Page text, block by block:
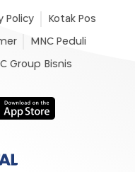
Policy Kotak Pos
MNC Peduli
Group Bisnis